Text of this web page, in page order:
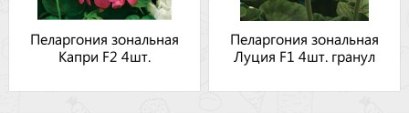
Пеларгония зональная
Капри F2 4шт.
Пеларгония зональная
Луция F1 4шт. гранул